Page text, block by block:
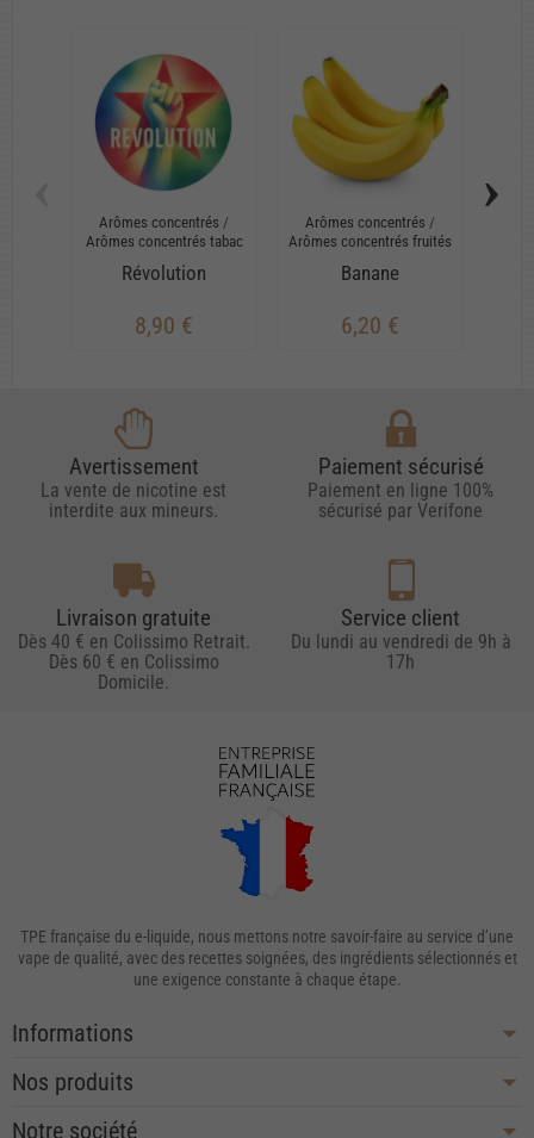
Arômes concentrés /
Arômes concentrés tabac
Révolution
8,90 €
Arômes concentrés /
Arômes concentrés fruités
Banane
6,20 €
›
Avertissement
La vente de nicotine est
interdite aux mineurs.
Paiement sécurisé
Paiement en ligne 100%
sécurisé par Verifone
Livraison gratuite
Dès 40 € en Colissimo Retrait.
Dès 60 € en Colissimo
Domicile.
Service client
Du lundi au vendredi de 9h à
17h
TPE française du e-liquide, nous mettons notre savoir-faire au service d’une
vape de qualité, avec des recettes soignées, des ingrédients sélectionnés et
une exigence constante à chaque étape.
Informations
Nos produits
Notre société